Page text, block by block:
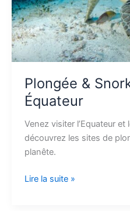
Plongée &
Équateur
Venez visiter l’Equateur
découvrez les sites de
planête.
Lire la suite »